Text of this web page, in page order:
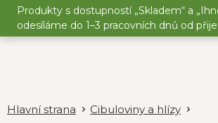
Přejít
obsah
Produkty s dostupností „Skladem“ a
odesíláme do 1–3 pracovních dnů od
Cibuloviny a hlízy